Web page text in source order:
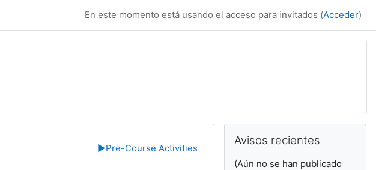
En este momento está usando el acceso para invitados (Acceder)
▶︎Pre-Course Activities
Bloques
Avisos recientes
(Aún no se han publicado